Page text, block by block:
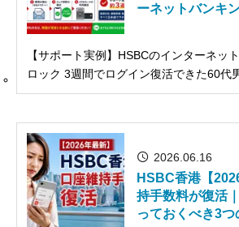
ーネットバンキ
【サポート実例】HSBCのインターネッ
ロック 3週間でログイン復活できた60代男性
のきっかけ 東京在住・60代の男性Aさんは、10年以上前に
2026.06.16
HSBC香港【
持手数料が復活
っておくべき3つ